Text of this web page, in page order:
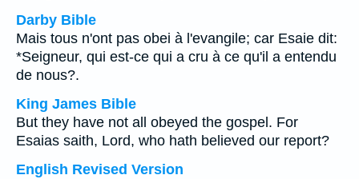
Darby Bible
Mais tous n'ont pas obei à l'evangile; car Esaie dit:
*Seigneur, qui est-ce qui a cru à ce qu'il a entendu
de nous?.
King James Bible
But they have not all obeyed the gospel. For
Esaias saith, Lord, who hath believed our report?
English Revised Version